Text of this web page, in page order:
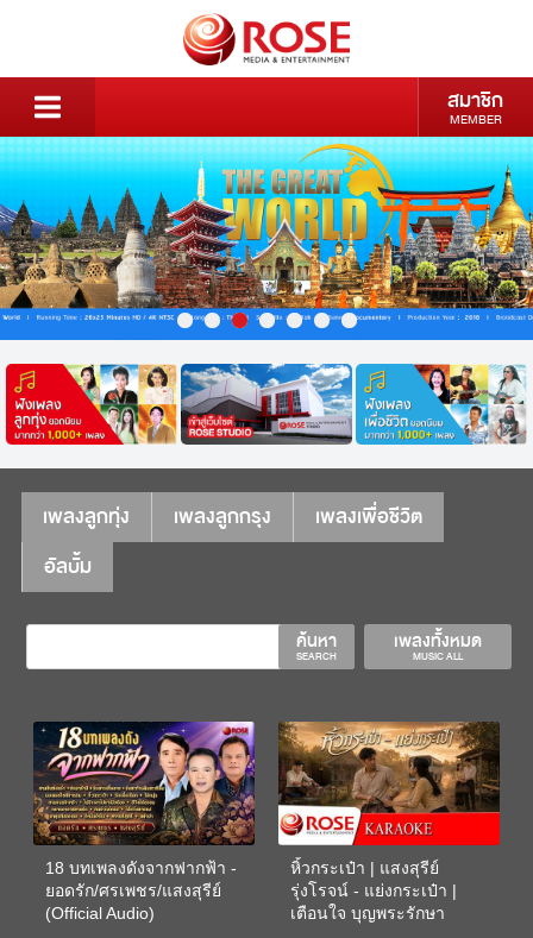
สมาชิก
MEMBER
เพลงลูกทุ่ง เพลงลูกกรุง
เพลงเพื่อชีวิต
อัลบั้ม
เพลงทั้งหมด
MUSIC ALL
ค้นหา
SEARCH
18 บทเพลงดังจากฟากฟ้า -
ยอดรัก/ศรเพชร/แสงสุรีย์
(Official Audio)
หิ้วกระเป๋า | แสงสุรีย์
รุ่งโรจน์ - แย่งกระเป๋า |
เตือนใจ บุญพระรักษา